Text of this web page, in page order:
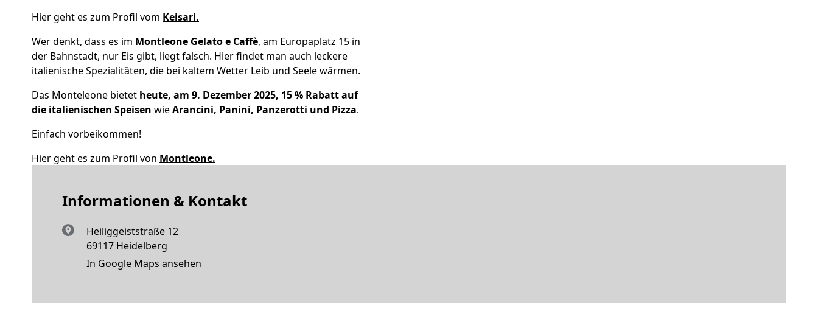
Hier geht es zum Profil vom Keisari.
Wer denkt, dass es im Montleone Gelato e Caffè, am Europaplatz 15 in
der Bahnstadt, nur Eis gibt, liegt falsch. Hier findet man auch leckere
italienische Spezialitäten, die bei kaltem Wetter Leib und Seele wärmen.
Das Monteleone bietet heute, am 9. Dezember 2025, 15 % Rabatt auf
die italienischen Speisen wieArancini, Panini, Panzerotti und Pizza.
Einfach vorbeikommen!
Hier geht es zum Profil von Montleone.
Informationen & Kontakt
Heiliggeiststraße 12
69117 Heidelberg
In Google Maps ansehen